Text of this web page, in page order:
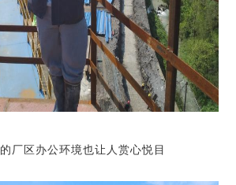
的厂区办公环境也让人赏心悦目